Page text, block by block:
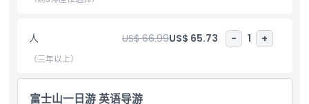
人 US$ 66.99US$ 65.73 - 1 +
（三年以上）
富士山一日游 英语导游